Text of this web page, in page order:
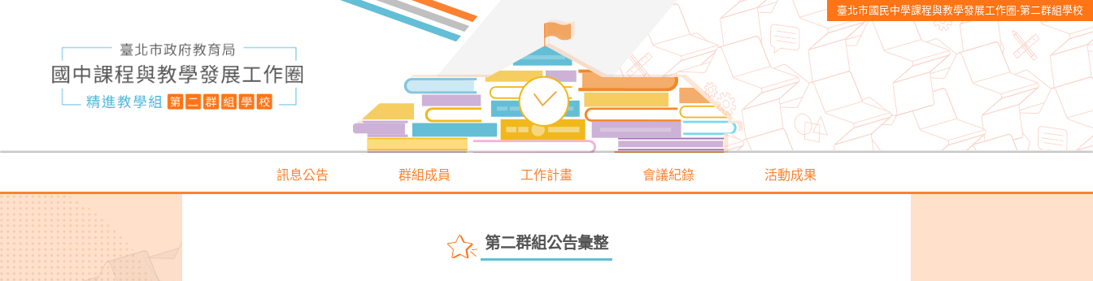
臺北市國民中學課程與教學發展工作圈-第二群組學校
訊息公告 群組成員 工作計畫 會議紀錄 活動成果
第二群組公告彙整